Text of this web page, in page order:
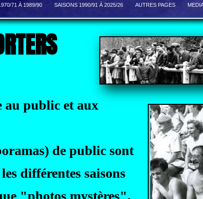
71 À 1989/90 SAISONS 1990/91 À 2025/26 AUTRES PAGES
au public et aux
de public sont
différentes saisons
"photos mystères".